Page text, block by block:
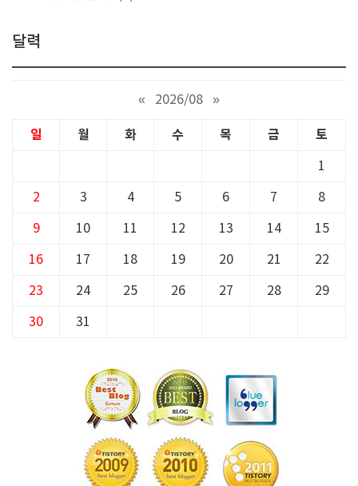
달력
« 2026/08 »
일 월 화 수 목 금 토
1
2 3 4 5 6 7 8
9 10 11 12 13 14 15
16 17 18 19 20 21 22
23 24 25 26 27 28 29
30 31